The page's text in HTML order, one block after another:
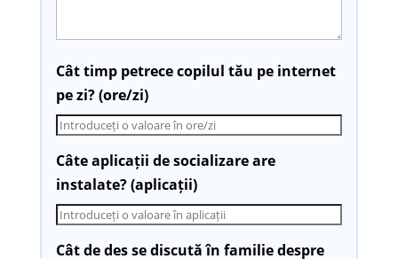
Cât timp petrece copilul tău pe internet
pe zi? (ore/zi)
Câte aplicații de socializare are
instalate? (aplicații)
Cât de des se discută în familie despre